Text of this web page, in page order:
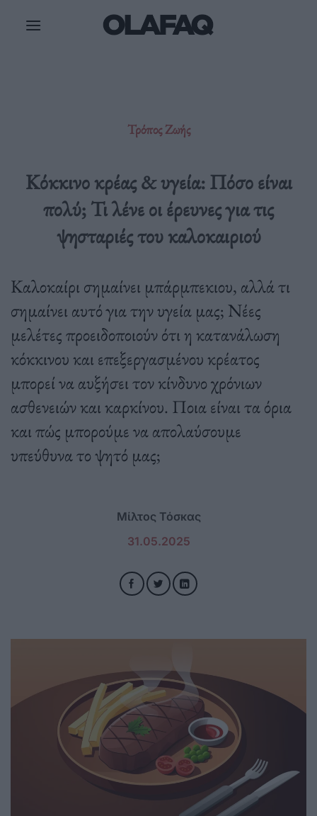
Τρόπος Ζωής
Κόκκινο κρέας & υγεία: Πόσο είναι
πολύ; Τι λένε οι έρευνες για τις
ψησταριές του καλοκαιριού
Καλοκαίρι σημαίνει μπάρμπεκιου, αλλά τι
σημαίνει αυτό για την υγεία μας; Νέες
μελέτες προειδοποιούν ότι η κατανάλωση
κόκκινου και επεξεργασμένου κρέατος
μπορεί να αυξήσει τον κίνδυνο χρόνιων
ασθενειών και καρκίνου. Ποια είναι τα όρια
και πώς μπορούμε να απολαύσουμε
υπεύθυνα το ψητό μας;
Μίλτος Τόσκας
31.05.2025